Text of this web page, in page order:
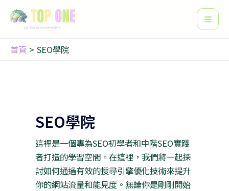
首頁 SEO學院
SEO學院
這裡是一個專為SEO初學者和中階SEO實踐
者打造的學習空間。在這裡，我們將一起探
討如何通過有效的搜尋引擎優化技術來提升
你的網站流量和能見度。無論你是剛剛開始
文
章
頁
尋